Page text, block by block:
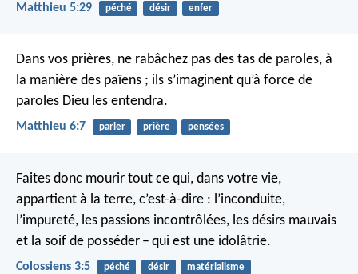
Matthieu 5:29 péché désir enfer
Dans vos prières, ne rabâchez pas des tas de paroles, à
la manière des païens ; ils s’imaginent qu’à force de
paroles Dieu les entendra.
Matthieu 6:7 parler prière pensées
Faites donc mourir tout ce qui, dans votre vie,
appartient à la terre, c’est-à-dire : l’inconduite,
l’impureté, les passions incontrôlées, les désirs mauvais
et la soif de posséder – qui est une idolâtrie.
Colossiens 3:5 péché désir matérialisme